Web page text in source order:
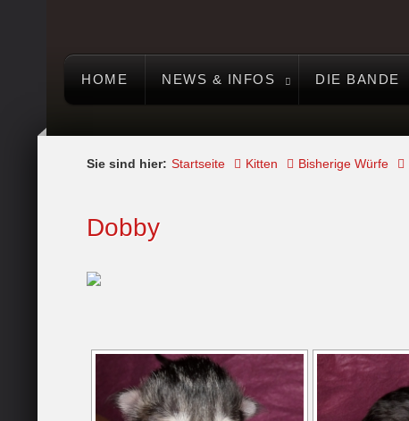
HOME NEWS & INFOS DIE BANDE
Sie sind hier: Startseite Kitten Bisherige Würfe
Dobby